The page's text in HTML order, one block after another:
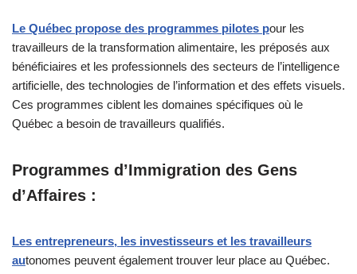
Le Québec propose des programmes pilotes pour les
travailleurs de la transformation alimentaire, les préposés aux
bénéficiaires et les professionnels des secteurs de l’intelligence
artificielle, des technologies de l’information et des effets visuels.
Ces programmes ciblent les domaines spécifiques où le
Québec a besoin de travailleurs qualifiés.
Programmes d’Immigration des Gens
d’Affaires :
Les entrepreneurs, les investisseurs et les travailleurs
autonomes peuvent également trouver leur place au Québec.